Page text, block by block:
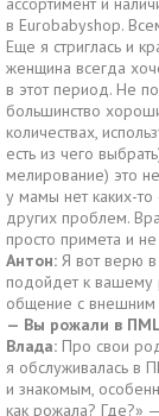
в Eurobabyshop.
Еще я стриглась и
женщина всегда
в этот период. Не
большинство
количествах,
есть из чего
мелирование) это
у мамы нет каких-то
других проблем.
просто примета и
Антон: Я вот верю в
подойдет к вашему
общение с внешним
— Вы рожали в
Влада: Про свои
я обслуживалась в
и знакомым,
как рожала? Где?»